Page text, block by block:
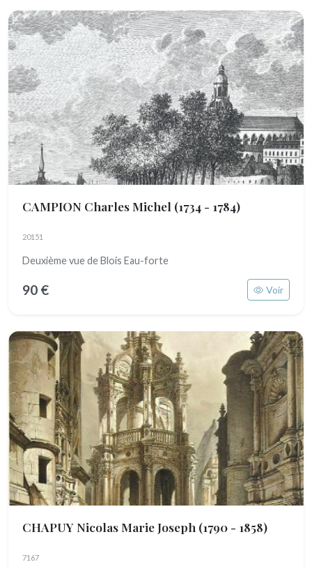
CAMPION Charles Michel (1734 - 1784)
20151
Deuxième vue de Blois Eau-forte
90 € Voir
CHAPUY Nicolas Marie Joseph (1790 - 1858)
7167